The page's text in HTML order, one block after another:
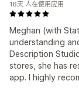
Meghan (with
understanding
Description
stores, she has
app. I highly
16天 人在使用应用